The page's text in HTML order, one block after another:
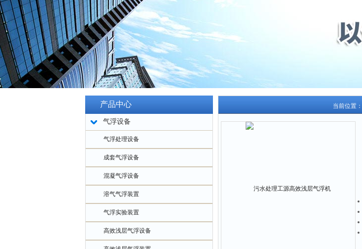
产品中心
气浮设备
气浮处理设备
成套气浮设备
混凝气浮设备
溶气气浮装置
气浮实验装置
高效浅层气浮设备
当前位置：